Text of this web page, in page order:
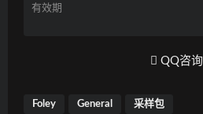
有效期
QQ咨询
Foley General 采样包